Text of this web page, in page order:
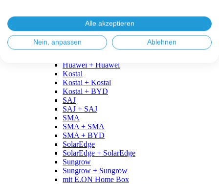
Fronius + BYD
GoodWe
GoodWe + GoodWe
GoodWe + BYD
Huawei + Huawei
Kostal
Kostal + Kostal
Kostal + BYD
SAJ
SAJ + SAJ
SMA
SMA + SMA
SMA + BYD
SolarEdge
SolarEdge + SolarEdge
Sungrow
Sungrow + Sungrow
mit E.ON Home Box
Alle akzeptieren
Nein, anpassen Ablehnen